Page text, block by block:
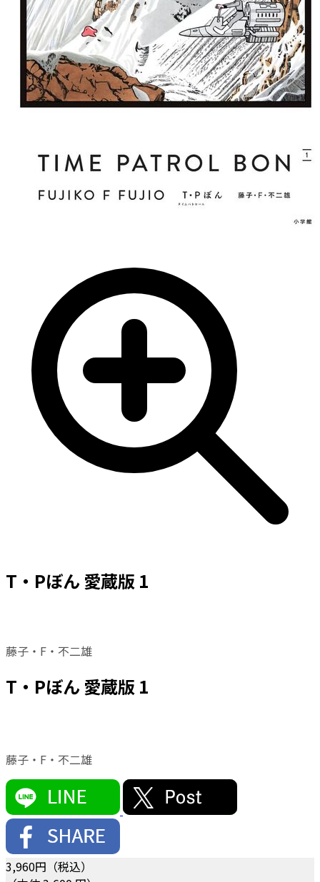
T・Pぼん 愛蔵版 1
藤子・F・不二雄
T・Pぼん 愛蔵版 1
藤子・F・不二雄
3,960円（税込）